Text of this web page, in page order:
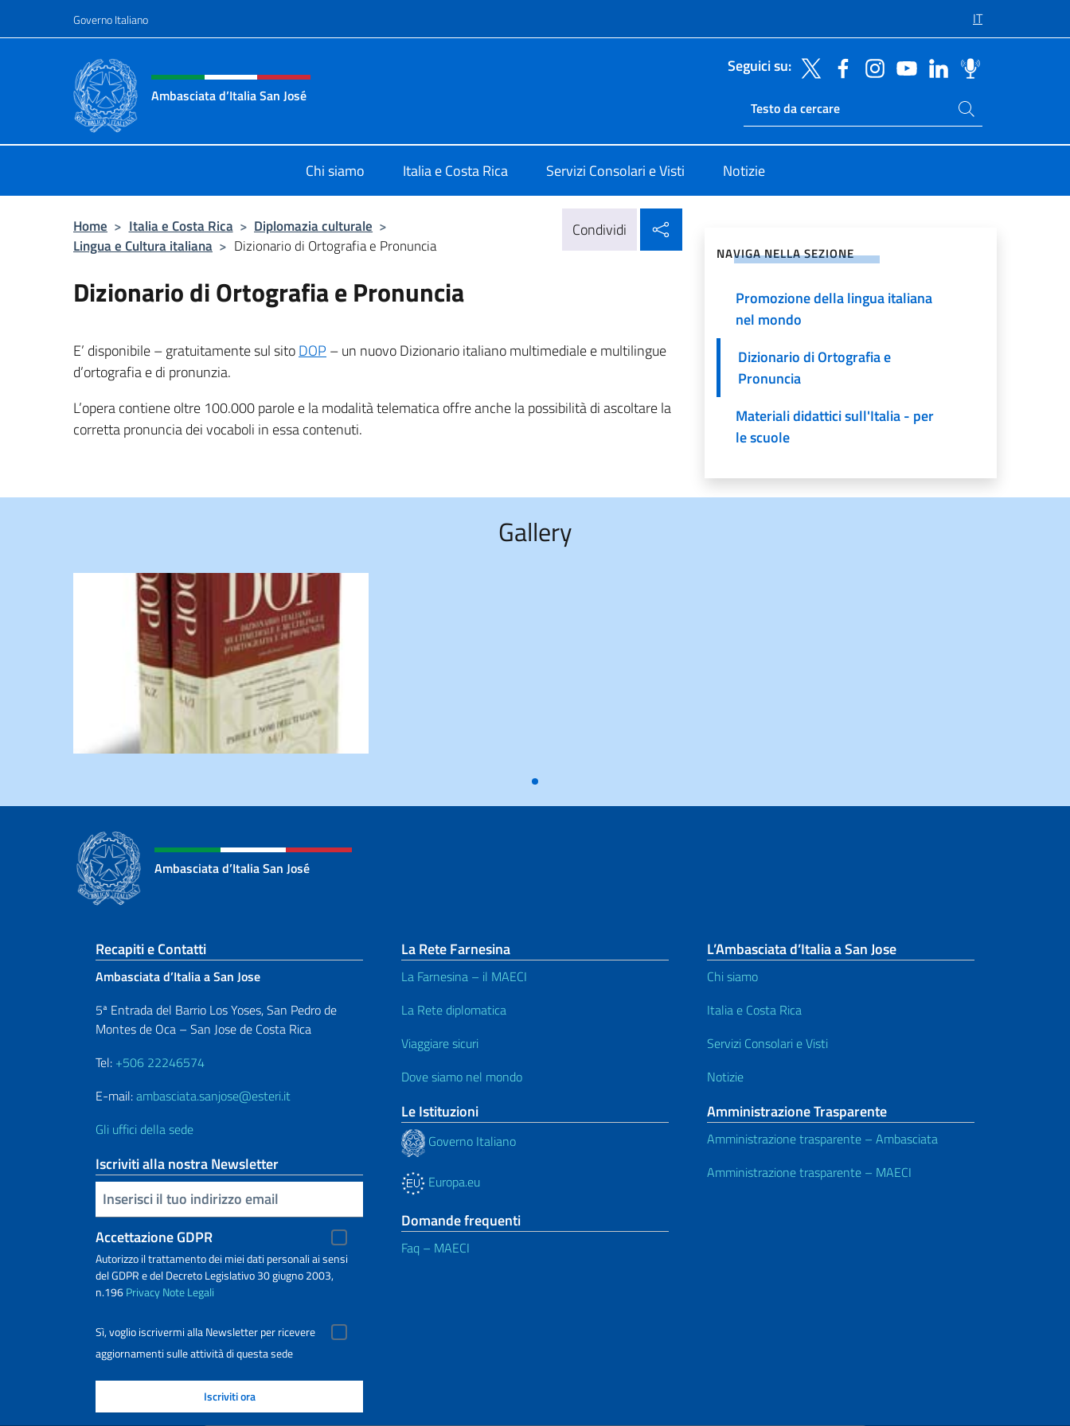
Governo Italiano IT
Intestazione sito, social e menù
Ambasciata d’Italia San José
Seguici su:
Ricerca sito live
Cerca nel sito
Chi siamo Italia e Costa Rica Servizi Consolari e Visti Notizie
Home > Italia e Costa Rica > Diplomazia culturale >
Lingua e Cultura italiana > Dizionario di Ortografia e Pronuncia
Condividi
Dizionario di Ortografia e Pronuncia
E’ disponibile – gratuitamente sul sitoDOP – un nuovo Dizionarioitaliano multimediale e multilingue
d’ortografia e di pronunzia.
L’opera contiene oltre 100.000 parole e la modalità telematica offre anche la possibilità di ascoltare la
corretta pronuncia dei vocaboli in essa contenuti.
NAVIGA NELLA SEZIONE
Promozione della lingua italiana
nel mondo
Dizionario di Ortografia e
Pronuncia
Materiali didattici sull'Italia - per
le scuole
Gallery
Ambasciata d’Italia San José
Sezione footer
Recapiti e Contatti
Ambasciata d’Italia a San Jose
5ª Entrada del Barrio Los Yoses, San Pedro de
Montes de Oca – San Jose de Costa Rica
Tel: +506 22246574
E-mail:ambasciata.sanjose@esteri.it
Gli uffici della sede
Iscriviti alla nostra Newsletter
Inserisci la tua email
Accettazione GDPR
Autorizzo il trattamento dei miei dati personali ai sensi
del GDPR e del Decreto Legislativo 30 giugno 2003,
n.196PrivacyNote Legali
Sì, voglio iscrivermi alla Newsletter per ricevere
aggiornamenti sulle attività di questa sede
La Rete Farnesina
La Farnesina – il MAECI
La Rete diplomatica
Viaggiare sicuri
Dove siamo nel mondo
Le Istituzioni
Governo Italiano
Europa.eu
Domande frequenti
Faq – MAECI
L’Ambasciata d’Italia a San Jose
Chi siamo
Italia e Costa Rica
Servizi Consolari e Visti
Notizie
Amministrazione Trasparente
Amministrazione trasparente – Ambasciata
Amministrazione trasparente – MAECI